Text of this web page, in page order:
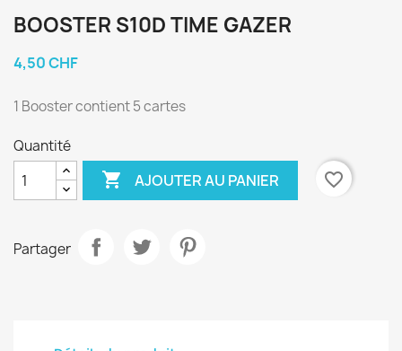
BOOSTER S10D TIME GAZER
4,50 CHF
1 Booster contient 5 cartes
Quantité
 AJOUTER AU PANIER favorite_border
Partager